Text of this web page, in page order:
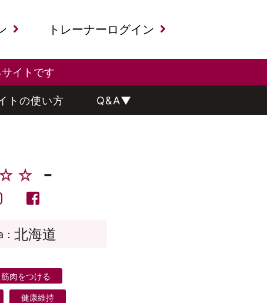
トレーナーログイン
イトです
トの使い方 Q&A▼
-
：北海道
筋肉をつける
健康維持